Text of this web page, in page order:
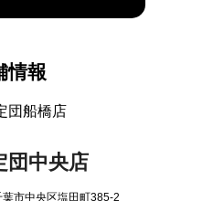
情報
団船橋店
団中央店
市中央区塩田町385-2